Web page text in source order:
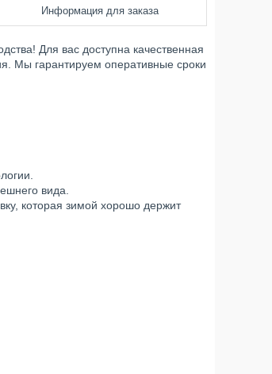
Информация для заказа
Для вас доступна качественная
Мы гарантируем оперативные сроки
вида.
которая зимой хорошо держит